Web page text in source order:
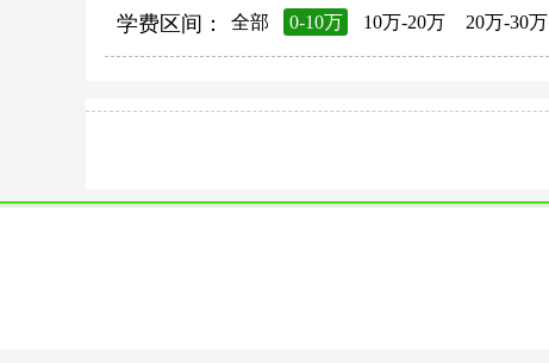
学费区间： 全部 0-10万 10万-20万 20万-30万